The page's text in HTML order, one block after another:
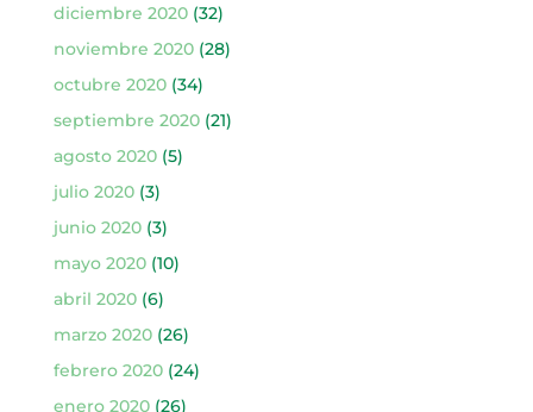
diciembre 2020(32)
noviembre 2020(28)
octubre 2020(34)
septiembre 2020(21)
agosto 2020(5)
julio 2020(3)
junio 2020(3)
mayo 2020(10)
abril 2020(6)
marzo 2020(26)
febrero 2020(24)
enero 2020(26)